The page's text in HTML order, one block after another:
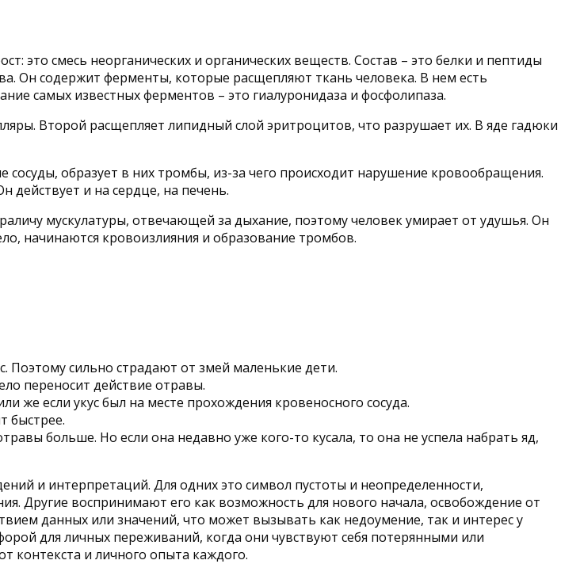
это смесь неорганических и органических веществ. Состав – это белки и пептиды
Он содержит ферменты, которые расщепляют ткань человека. В нем есть
самых известных ферментов – это гиалуронидаза и фосфолипаза.
Второй расщепляет липидный слой эритроцитов, что разрушает их. В яде гадюки
образует в них тромбы, из-за чего происходит нарушение кровообращения.
действует и на сердце, на печень.
мускулатуры, отвечающей за дыхание, поэтому человек умирает от удушья. Он
начинаются кровоизлияния и образование тромбов.
Поэтому сильно страдают от змей маленькие дети.
переносит действие отравы.
же если укус был на месте прохождения кровеносного сосуда.
быстрее.
больше. Но если она недавно уже кого-то кусала, то она не успела набрать яд,
и интерпретаций. Для одних это символ пустоты и неопределенности,
Другие воспринимают его как возможность для нового начала, освобождение от
данных или значений, что может вызывать как недоумение, так и интерес у
для личных переживаний, когда они чувствуют себя потерянными или
контекста и личного опыта каждого.